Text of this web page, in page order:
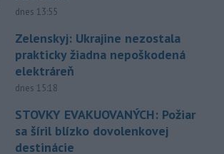
dnes 13:55
Zelenskyj: Ukrajine nezostala
prakticky žiadna nepoškodená
elektráreň
dnes 15:18
STOVKY EVAKUOVANÝCH: Požiar
sa šíril blízko dovolenkovej
destinácie